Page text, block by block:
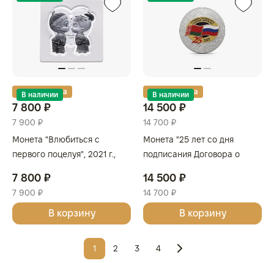
Золотая карта
В наличии
7 800 ₽
7 900 ₽
Монета "Влюбиться с
первого поцелуя", 2021 г.,
999, НИУЭ
7 800 ₽
7 900 ₽
В корзину
Золотая карта
В наличии
14 500 ₽
14 700 ₽
Монета "25 лет со дня
подписания Договора о
государства", СПМД, 2024 г.,
Серебро, 31,1 гр., РОССИЯ
14 500 ₽
14 700 ₽
В корзину
1 2 3 4